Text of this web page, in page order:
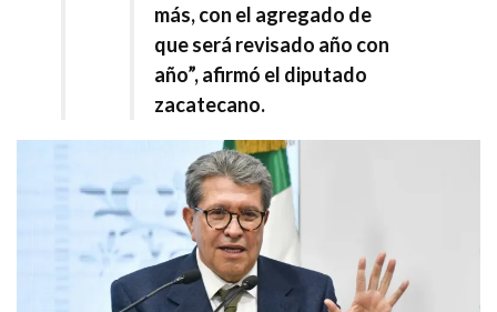
más, con el agregado de
que será revisado año con
año”, afirmó el diputado
zacatecano.